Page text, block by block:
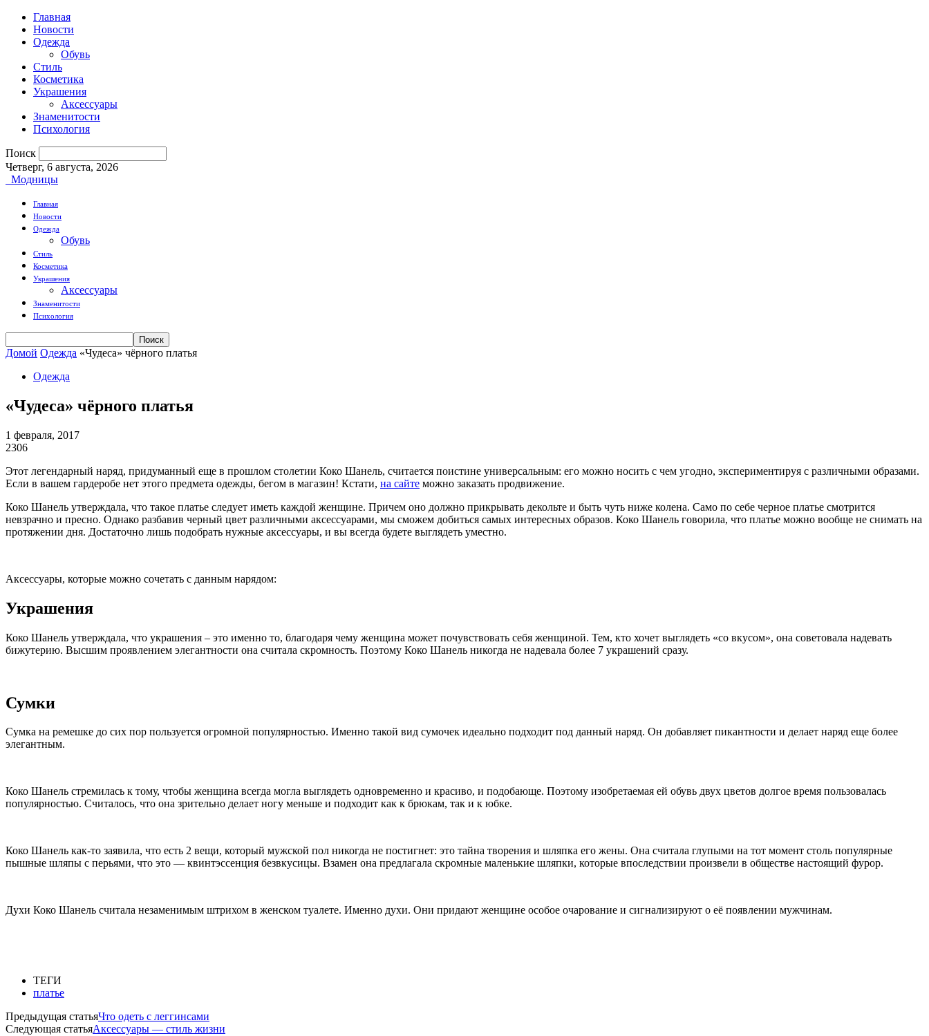
Главная
Новости
Одежда
Обувь
Стиль
Косметика
Украшения
Аксессуары
Знаменитости
Психология
Поиск
Четверг, 6 августа, 2026
Модницы
Главная
Новости
Одежда
Обувь
Стиль
Косметика
Украшения
Аксессуары
Знаменитости
Психология
Домой Одежда «Чудеса» чёрного платья
Одежда
«Чудеса» чёрного платья
1 февраля, 2017
2306
Этот легендарный наряд, придуманный еще в прошлом столетии Коко Шанель, считается поистине универсальным: его можно носить с чем угодно, экспериментируя с различными образами.
Если в вашем гардеробе нет этого предмета одежды, бегом в магазин! Кстати, на сайте можно заказать продвижение.
Коко Шанель утверждала, что такое платье следует иметь каждой женщине. Причем оно должно прикрывать декольте и быть чуть ниже колена. Само по себе черное платье смотрится
невзрачно и пресно. Однако разбавив черный цвет различными аксессуарами, мы сможем добиться самых интересных образов. Коко Шанель говорила, что платье можно вообще не снимать на
протяжении дня. Достаточно лишь подобрать нужные аксессуары, и вы всегда будете выглядеть уместно.
Аксессуары, которые можно сочетать с данным нарядом:
Украшения
Коко Шанель утверждала, что украшения – это именно то, благодаря чему женщина может почувствовать себя женщиной. Тем, кто хочет выглядеть «со вкусом», она советовала надевать
бижутерию. Высшим проявлением элегантности она считала скромность. Поэтому Коко Шанель никогда не надевала более 7 украшений сразу.
Сумки
Сумка на ремешке до сих пор пользуется огромной популярностью. Именно такой вид сумочек идеально подходит под данный наряд. Он добавляет пикантности и делает наряд еще более
элегантным.
Коко Шанель стремилась к тому, чтобы женщина всегда могла выглядеть одновременно и красиво, и подобающе. Поэтому изобретаемая ей обувь двух цветов долгое время пользовалась
популярностью. Считалось, что она зрительно делает ногу меньше и подходит как к брюкам, так и к юбке.
Коко Шанель как-то заявила, что есть 2 вещи, который мужской пол никогда не постигнет: это тайна творения и шляпка его жены. Она считала глупыми на тот момент столь популярные
пышные шляпы с перьями, что это — квинтэссенция безвкусицы. Взамен она предлагала скромные маленькие шляпки, которые впоследствии произвели в обществе настоящий фурор.
Духи Коко Шанель считала незаменимым штрихом в женском туалете. Именно духи. Они придают женщине особое очарование и сигнализируют о её появлении мужчинам.
ТЕГИ
платье
Предыдущая статьяЧто одеть с леггинсами
Следующая статьяАксессуары — стиль жизни